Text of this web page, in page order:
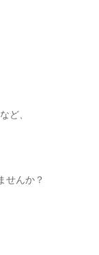
ど、
せんか？